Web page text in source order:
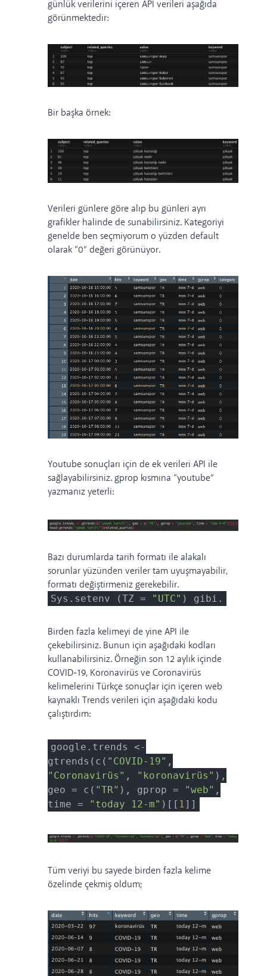
günlük verilerini içeren API verileri aşağıda
görünmektedir:
Bir başka örnek:
Verileri günlere göre alıp bu günleri ayrı
grafikler halinde de sunabilirsiniz. Kategoriyi
genelde ben seçmiyorum o yüzden default
olarak “0” değeri görünüyor.
Youtube sonuçları için de ek verileri API ile
sağlayabilirsiniz. gprop kısmına “youtube”
yazmanız yeterli:
Bazı durumlarda tarih formatı ile alakalı
sorunlar yüzünden veriler tam uyuşmayabilir,
formatı değiştirmeniz gerekebilir.
Sys.setenv (TZ = "UTC" ) gibi.
Birden fazla kelimeyi de yine API ile
çekebilirsiniz. Bunun için aşağıdaki kodları
kullanabilirsiniz. Örneğin son 12 aylık içinde
COVID-19, Koronavirüs ve Coronavirüs
kelimelerini Türkçe sonuçlar için içeren web
kaynaklı Trends verileri için aşağıdaki kodu
çalıştırdım:
google.trends <-
gtrends(c( "COVID-19" ,
"Coronavirüs" , "koronavirüs" ),
geo = c( "TR" ), gprop = "web" ,
time =
"today 12-m" )[[ 1]]
Tüm veriyi bu sayede birden fazla kelime
özelinde çekmiş oldum;